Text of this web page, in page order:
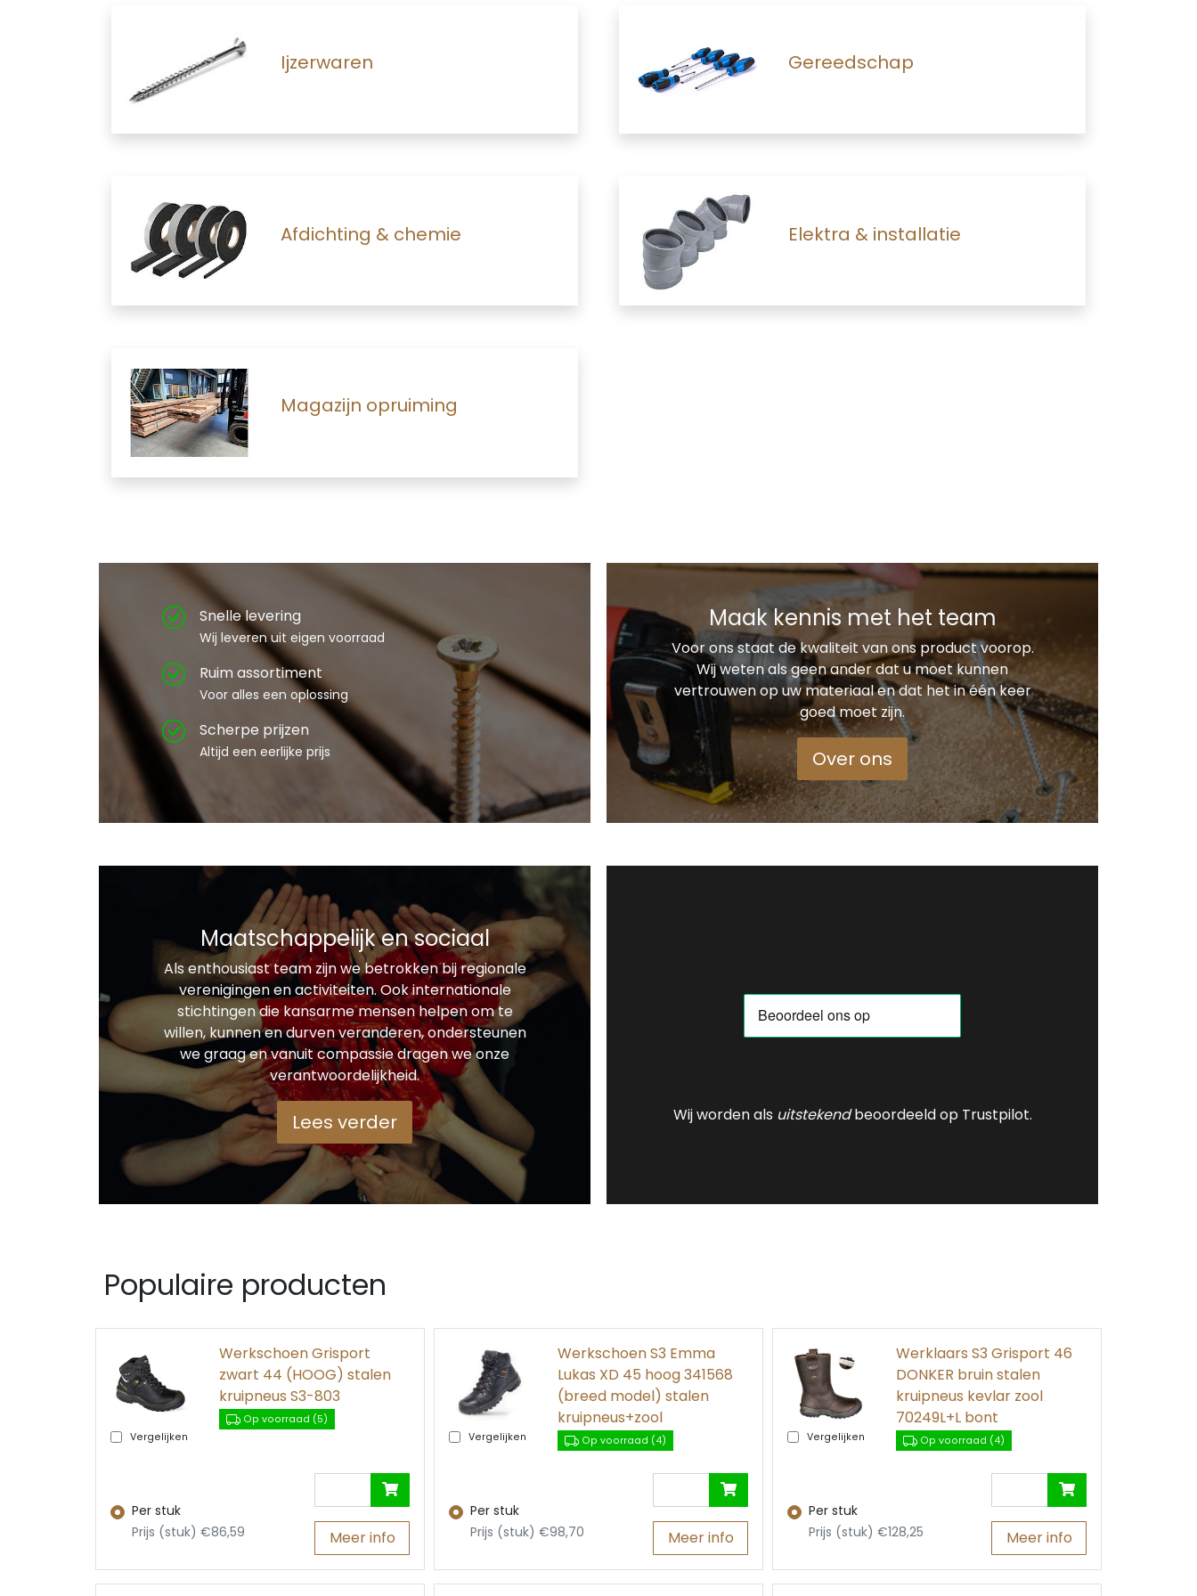
Ijzerwaren Gereedschap
Afdichting & chemie Elektra & installatie
Magazijn opruiming
Snelle levering
Wij leveren uit eigen voorraad
Ruim assortiment
Voor alles een oplossing
Scherpe prijzen
Altijd een eerlijke prijs
Maak kennis met het team
Voor ons staat de kwaliteit van ons product voorop.
Wij weten als geen ander dat u moet kunnen
vertrouwen op uw materiaal en dat het in één keer
goed moet zijn.
Over ons
Maatschappelijk en sociaal
Als enthousiast team zijn we betrokken bij regionale
verenigingen en activiteiten. Ook internationale
stichtingen die kansarme mensen helpen om te
willen, kunnen en durven veranderen, ondersteunen
we graag en vanuit compassie dragen we onze
verantwoordelijkheid.
Lees verder Wij worden als uitstekendbeoordeeld op Trustpilot.
Populaire producten
Vergelijken
Werkschoen Grisport
zwart 44 (HOOG) stalen
kruipneus S3-803
Op voorraad (5)
Per stuk
Prijs (stuk) €86,59
Meer info
Vergelijken
Werkschoen S3 Emma
Lukas XD 45 hoog 341568
(breed model) stalen
kruipneus+zool
Op voorraad (4)
Per stuk
Prijs (stuk) €98,70
Meer info
Vergelijken
Werklaars S3 Grisport 46
DONKER bruin stalen
kruipneus kevlar zool
70249L+L bont
Op voorraad (4)
Per stuk
Prijs (stuk) €128,25
Meer info